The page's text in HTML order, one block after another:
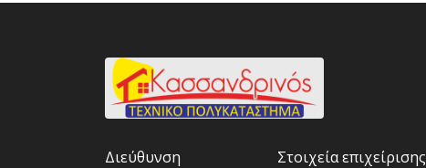
Διεύθυνση Στοιχεία επιχείρισης